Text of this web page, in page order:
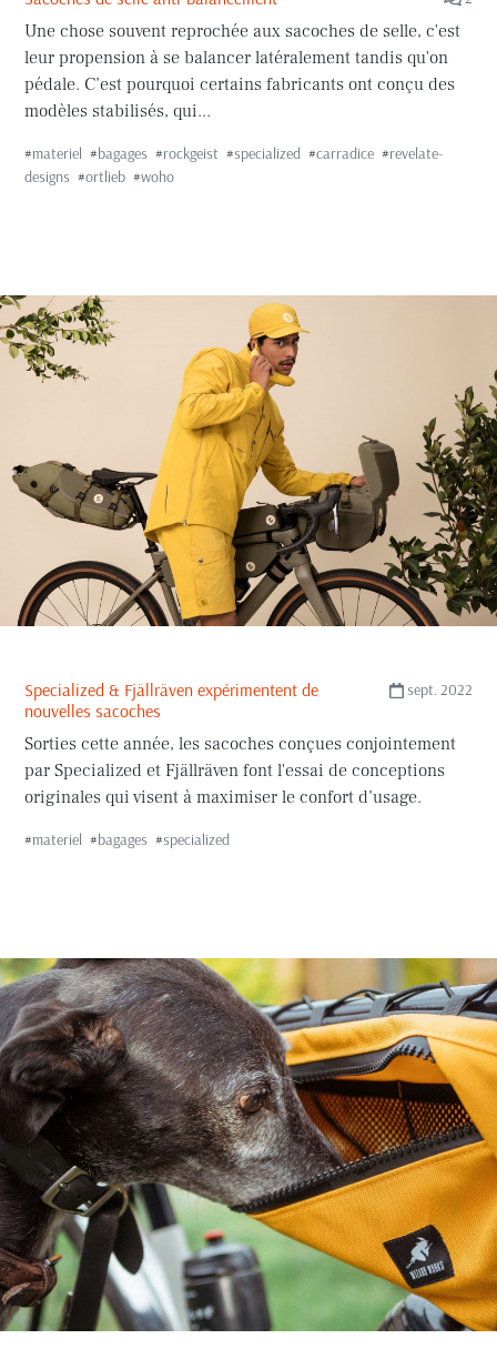
Une chose souvent reprochée aux sacoches de selle, c'est
leur propension à se balancer latéralement tandis qu'on
pédale. C’est pourquoi certains fabricants ont conçu des
modèles stabilisés, qui...
#materiel #bagages #rockgeist #specialized #carradice #revelate-
designs #ortlieb #woho
sept. 2022
Specialized & Fjällräven expérimentent de
nouvelles sacoches
Sorties cette année, les sacoches conçues conjointement
par Specialized et Fjällräven font l'essai de conceptions
originales qui visent à maximiser le confort d’usage.
#materiel #bagages #specialized